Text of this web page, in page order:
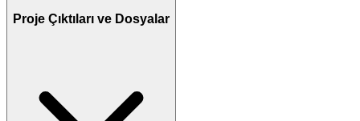
Proje Çıktıları ve Dosyalar